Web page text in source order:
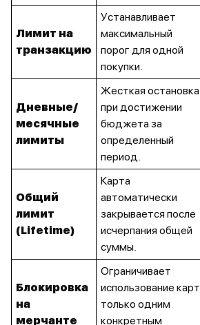
Лимит на
транзакцию
Устанавливает
максимальный
порог для одной
покупки.
Дневные/
месячные
лимиты
Жесткая остановка
при достижении
бюджета за
определенный
период.
Общий
лимит
(Lifetime)
Карта
автоматически
закрывается после
исчерпания общей
суммы.
Блокировка
на
мерчанте
Ограничивает
использование карт
только одним
конкретным